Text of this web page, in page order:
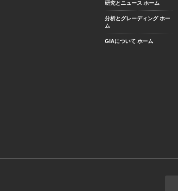
研究とニュース ホーム
分析とグレーディング ホー
ム
GIAについて ホーム